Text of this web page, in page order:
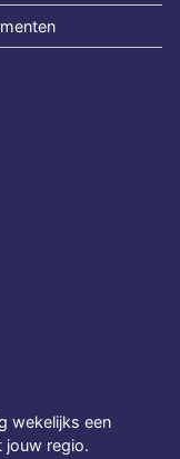
wekelijks een
jouw regio.